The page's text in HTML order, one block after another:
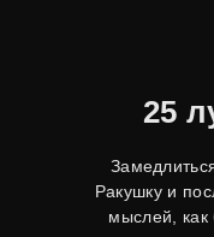
25
Ракушку и
мыслей, как